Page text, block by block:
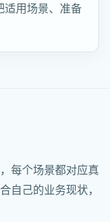
适用场景、准备
每个场景都对应真
自己的业务现状，